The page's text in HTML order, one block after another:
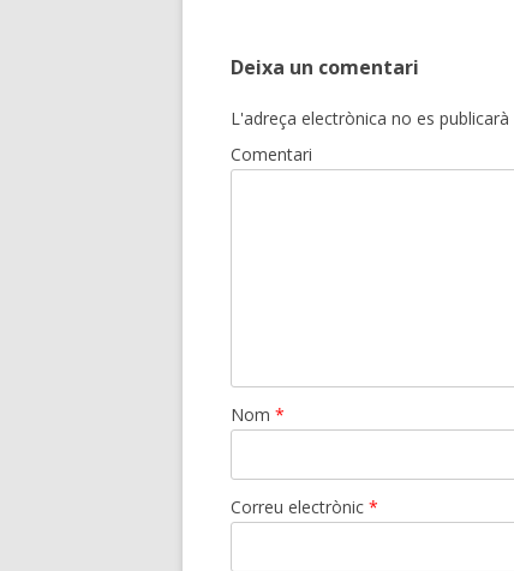
Deixa un comentari
L'adreça electrònica no es publicarà
Comentari
Nom *
Correu electrònic *